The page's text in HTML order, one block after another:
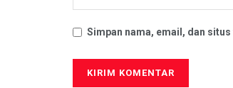
Simpan nama, email, dan